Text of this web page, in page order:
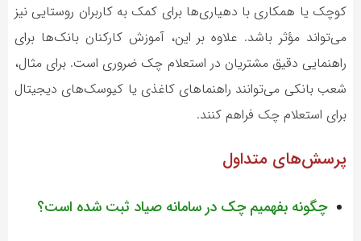
کوچک یا همکاری با دهیاری‌ها برای کمک به کاربران روستایی نیز
می‌تواند مؤثر باشد. علاوه بر این، آموزش کارکنان بانک‌ها برای
راهنمایی دقیق مشتریان در استعلام چک ضروری است. برای مثال،
شعب بانکی می‌توانند راهنماهای کاغذی یا کیوسک‌های دیجیتال
برای استعلام چک فراهم کنند.
پرسش‌های متداول
چگونه بفهمیم چک در سامانه صیاد ثبت شده است؟